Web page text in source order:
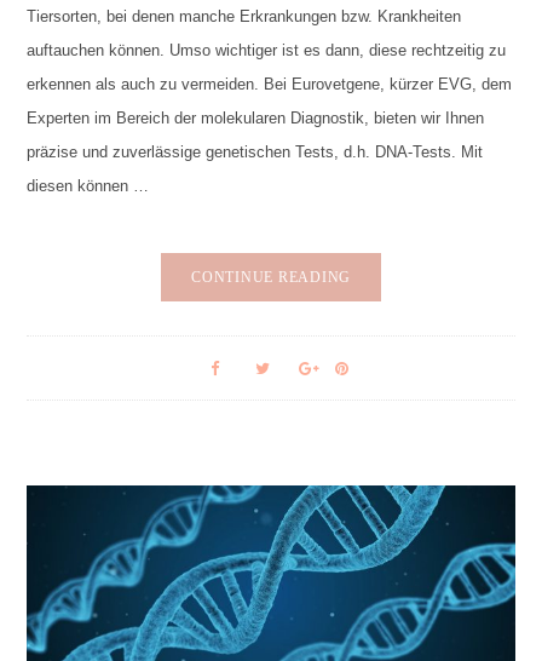
Tiersorten, bei denen manche Erkrankungen bzw. Krankheiten
auftauchen können. Umso wichtiger ist es dann, diese rechtzeitig zu
erkennen als auch zu vermeiden. Bei Eurovetgene, kürzer EVG, dem
Experten im Bereich der molekularen Diagnostik, bieten wir Ihnen
präzise und zuverlässige genetischen Tests, d.h. DNA-Tests. Mit
diesen können …
CONTINUE READING